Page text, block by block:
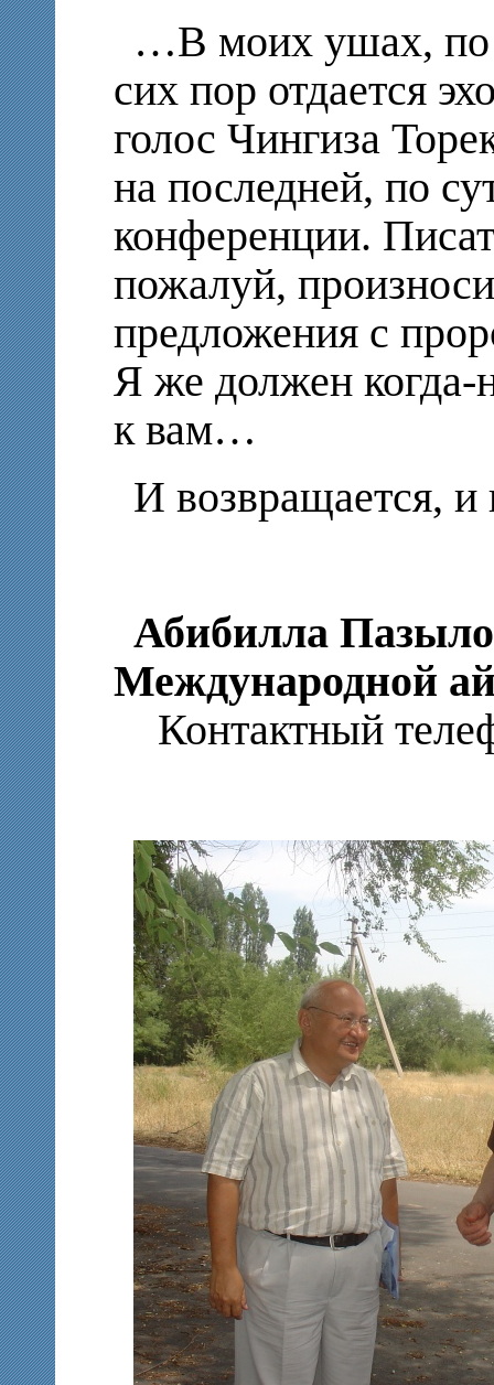
…В моих ушах, по
сих пор отдается
голос Чингиза
на последней, по
конференции.
пожалуй,
предложения с
Я же должен когда-
к вам…
И возвращается, и
Абибилла
Международной
Контактный